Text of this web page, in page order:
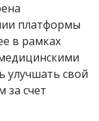
платформы
в рамках
улучшать свой
за счет